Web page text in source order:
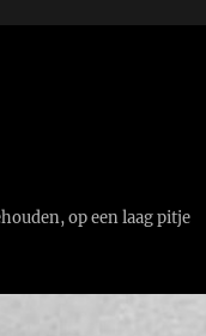
op een laag pitje